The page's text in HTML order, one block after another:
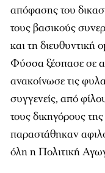
απόφασης του
τους βασικούς
και τη
Φύσσα ξέσπασε σε
ανακοίνωσε τις
συγγενείς, από
τους δικηγόρους
παραστάθηκαν
όλη η Πολιτική